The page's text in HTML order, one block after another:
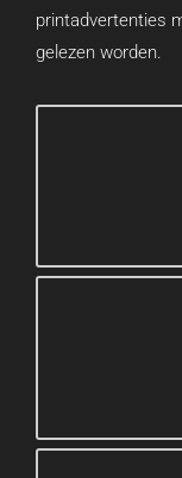
printadvertenties
gelezen worden.